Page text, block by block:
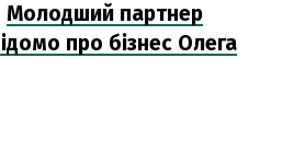
Молодший партнер
про бізнес Олега